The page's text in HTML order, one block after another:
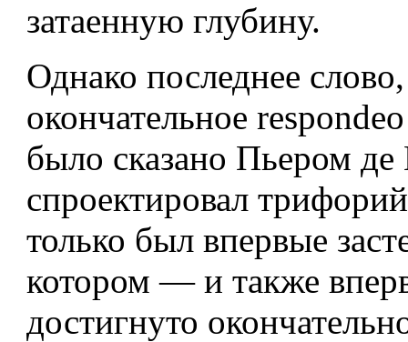
затаенную глубину.
Однако последнее слово,
окончательное
было сказано Пьером
спроектировал
только был впервые
котором — и также
достигнуто